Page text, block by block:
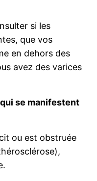
si les
que vos
en dehors des
avez des varices
se manifestent
ou est obstruée